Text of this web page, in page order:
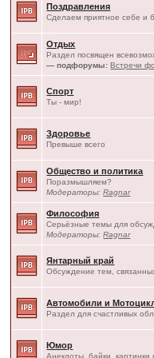
Поздравления
Сделаем приятное себе и
Отдых
Раздел посвящен
— подфорумы: Встречи
Спорт
Ты - мир!
Здоровье
Превыше всего
Общество и политика
Поразмышляем?
Модераторы:Ragnar
Философия
Серьёзные темы для
Модераторы:Ragnar
Янтарный край
Обсуждение тем,
Автомобили и
Раздел для счастливых
Юмор
Анекдоты, байки, картинки